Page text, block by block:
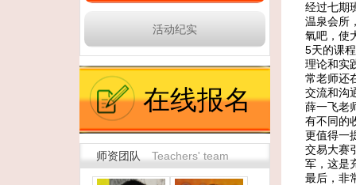
活动纪实
在线报名
师资团队 Teachers' team
经过七期
温泉会所
氧吧，使
5天的课
理论和实
常老师还
交流和沟
薛一飞老
有不同的
更值得一
交易大赛
军，这是
最后，非